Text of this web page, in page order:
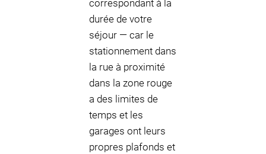
correspondant à la
durée de votre
séjour — car le
stationnement dans
la rue à proximité
dans la zone rouge
a des limites de
temps et les
garages ont leurs
propres plafonds et